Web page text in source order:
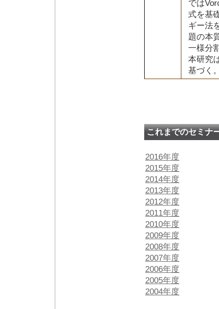
では
式を基
ギー法
題の本
一様分
本研究
基づく
これまでのセミナ
2016年度
2015年度
2014年度
2013年度
2012年度
2011年度
2010年度
2009年度
2008年度
2007年度
2006年度
2005年度
2004年度